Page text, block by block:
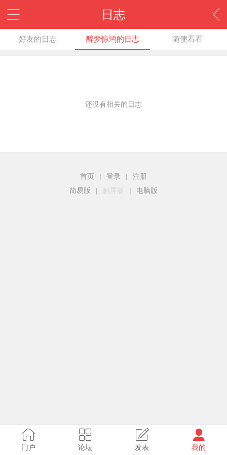
日志
好友的日志 醉梦惊鸿的日志 随便看看
还没有相关的日志
首页 | 登录 |
注册
简易版
| 触屏版 | 电脑版
门户 论坛 发表 我的